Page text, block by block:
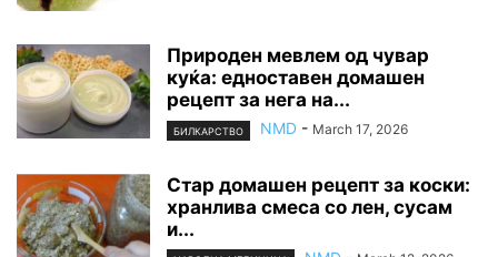
Природен мевлем од чувар
куќа: едноставен домашен
рецепт за нега на...
БИЛКАРСТВО NMD - March 17, 2026
Стар домашен рецепт за коски:
хранлива смеса со лен, сусам
и...